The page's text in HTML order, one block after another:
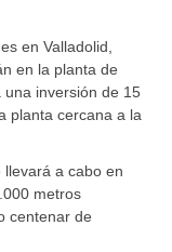
en Valladolid,
en la planta de
inversión de 15
planta cercana a la
llevará a cabo en
metros
centenar de